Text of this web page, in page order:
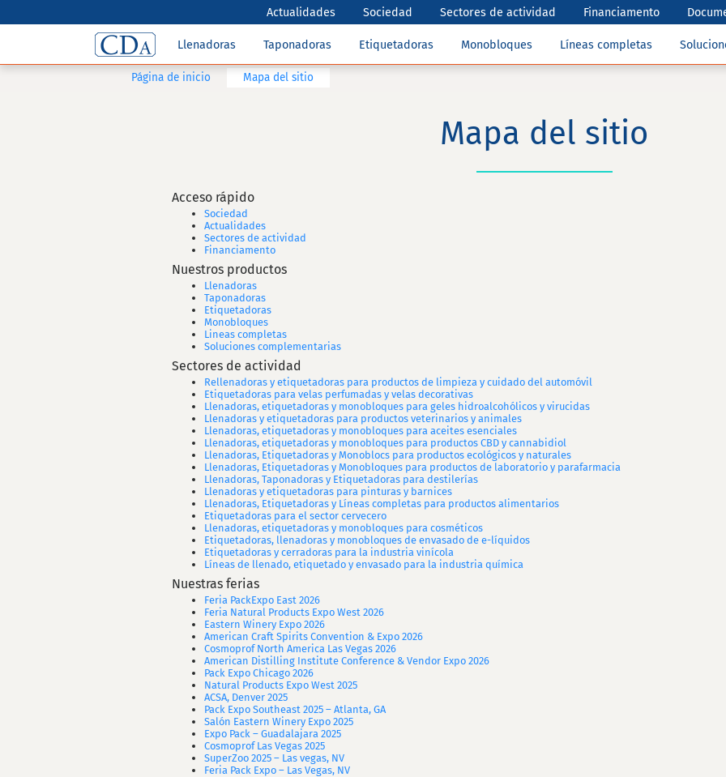
Actualidades Sociedad Sectores de actividad Financiamento
Llenadoras Taponadoras Etiquetadoras Monobloques Líneas completas
Página de inicio Mapa del sitio
Mapa del sitio
Acceso rápido
Sociedad
Actualidades
Sectores de actividad
Financiamento
Nuestros productos
Llenadoras
Taponadoras
Etiquetadoras
Monobloques
Lineas completas
Soluciones complementarias
Sectores de actividad
Rellenadoras y etiquetadoras para productos de limpieza y cuidado del automóvil
Etiquetadoras para velas perfumadas y velas decorativas
Llenadoras, etiquetadoras y monobloques para geles hidroalcohólicos y virucidas
Llenadoras y etiquetadoras para productos veterinarios y animales
Llenadoras, etiquetadoras y monobloques para aceites esenciales
Llenadoras, etiquetadoras y monobloques para productos CBD y cannabidiol
Llenadoras, Etiquetadoras y Monoblocs para productos ecológicos y naturales
Llenadoras, Etiquetadoras y Monobloques para productos de laboratorio y parafarmacia
Llenadoras, Taponadoras y Etiquetadoras para destilerías
Llenadoras y etiquetadoras para pinturas y barnices
Llenadoras, Etiquetadoras y Líneas completas para productos alimentarios
Etiquetadoras para el sector cervecero
Llenadoras, etiquetadoras y monobloques para cosméticos
Etiquetadoras, llenadoras y monobloques de envasado de e-líquidos
Etiquetadoras y cerradoras para la industria vinícola
Líneas de llenado, etiquetado y envasado para la industria química
Nuestras ferias
Feria PackExpo East 2026
Feria Natural Products Expo West 2026
Eastern Winery Expo 2026
American Craft Spirits Convention & Expo 2026
Cosmoprof North America Las Vegas 2026
American Distilling Institute Conference & Vendor Expo 2026
Pack Expo Chicago 2026
Natural Products Expo West 2025
ACSA, Denver 2025
Pack Expo Southeast 2025 – Atlanta, GA
Salón Eastern Winery Expo 2025
Expo Pack – Guadalajara 2025
Cosmoprof Las Vegas 2025
SuperZoo 2025 – Las vegas, NV
Feria Pack Expo – Las Vegas, NV